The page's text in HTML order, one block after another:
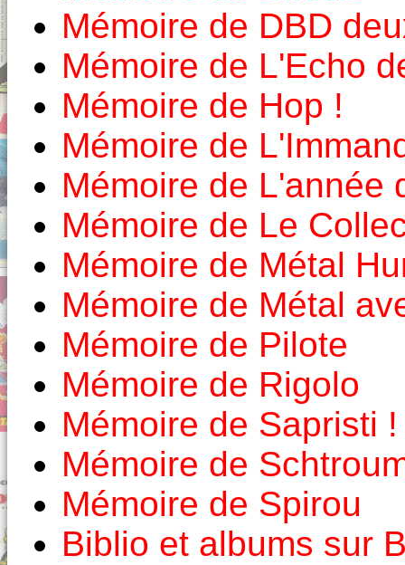
Mémoire de DBD
Mémoire de L'Echo
Mémoire de Hop !
Mémoire de
Mémoire de L'année
Mémoire de Le
Mémoire de Métal
Mémoire de Métal
Mémoire de Pilote
Mémoire de Rigolo
Mémoire de Sapristi !
Mémoire de
Mémoire de Spirou
Biblio et albums sur